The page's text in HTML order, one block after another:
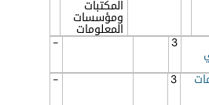
المكتبات
ومؤسسات
المعلومات
3
-
3
-